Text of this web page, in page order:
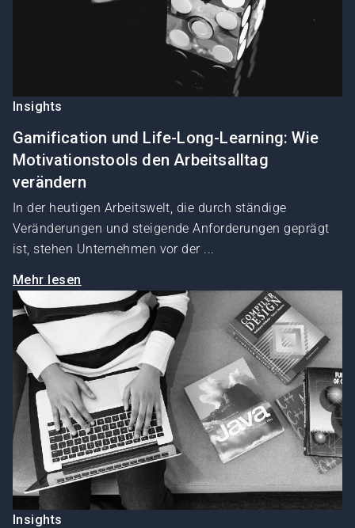
Insights
Gamification und Life-Long-Learning: Wie
Motivationstools den Arbeitsalltag
verändern
In der heutigen Arbeitswelt, die durch ständige
Veränderungen und steigende Anforderungen geprägt
ist, stehen Unternehmen vor der ...
Mehr lesen
Insights